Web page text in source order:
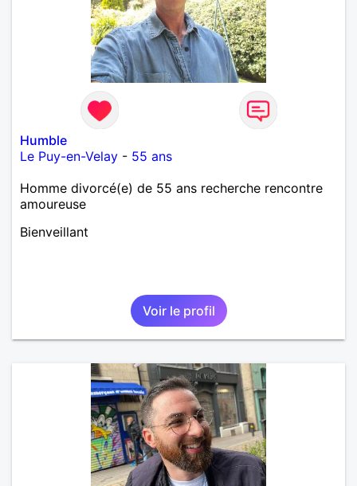
Humble
Le Puy-en-Velay - 55 ans
Homme divorcé(e) de 55 ans recherche rencontre
amoureuse
Bienveillant
Voir le profil